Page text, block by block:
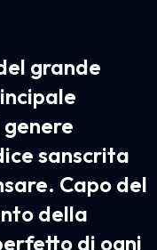
grande
sanscrita
Capo del
della
di ogni